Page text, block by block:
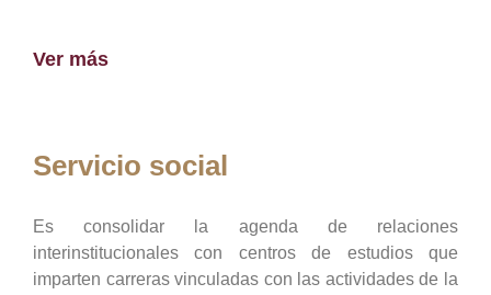
Ver más
Servicio social
Es consolidar la agenda de relaciones
interinstitucionales con centros de estudios que
imparten carreras vinculadas con las actividades de la